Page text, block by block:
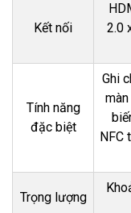
Kết nối
2.0
Tính năng
đặc biệt
Ghi
NFC
Trọng lượng